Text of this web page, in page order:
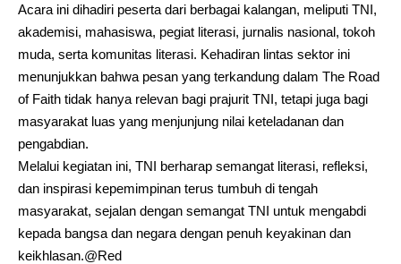
Acara ini dihadiri peserta dari berbagai kalangan, meliputi TNI,
akademisi, mahasiswa, pegiat literasi, jurnalis nasional, tokoh
muda, serta komunitas literasi. Kehadiran lintas sektor ini
menunjukkan bahwa pesan yang terkandung dalam The Road
of Faith tidak hanya relevan bagi prajurit TNI, tetapi juga bagi
masyarakat luas yang menjunjung nilai keteladanan dan
pengabdian.
Melalui kegiatan ini, TNI berharap semangat literasi, refleksi,
dan inspirasi kepemimpinan terus tumbuh di tengah
masyarakat, sejalan dengan semangat TNI untuk mengabdi
kepada bangsa dan negara dengan penuh keyakinan dan
keikhlasan.@Red